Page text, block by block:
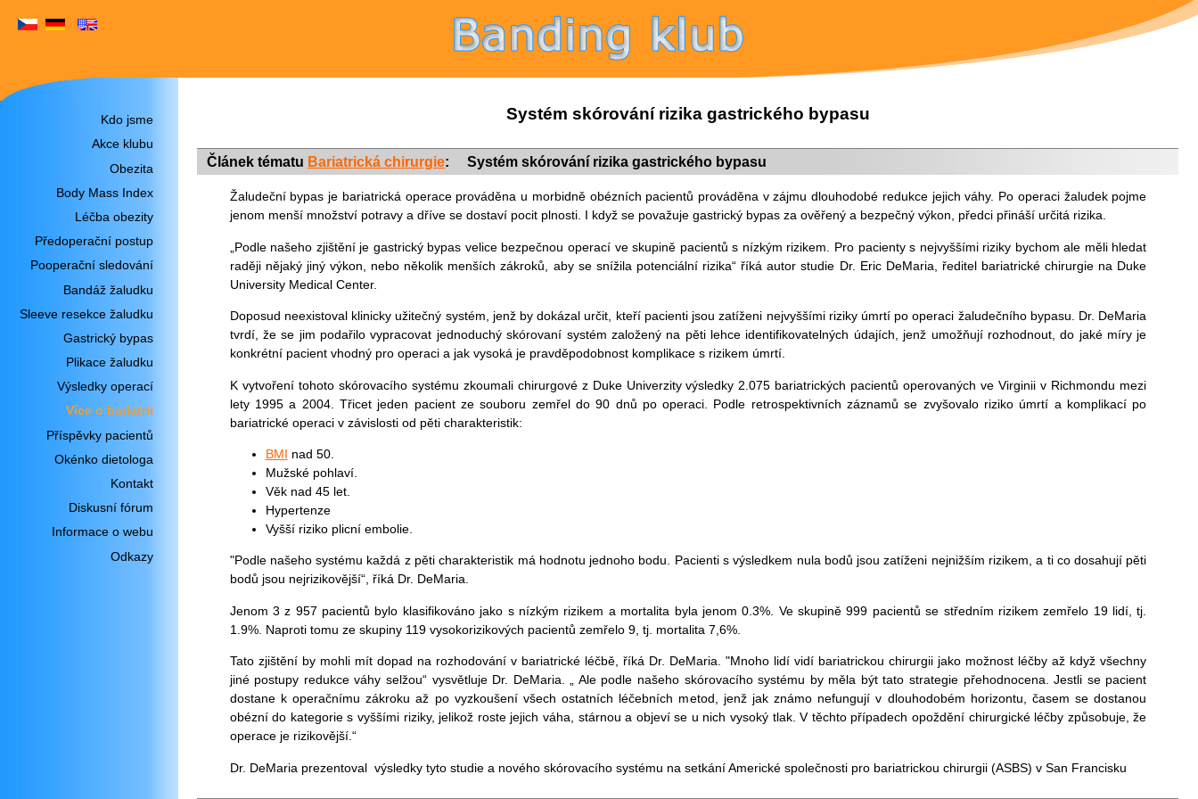
Systém skórování rizika gastrického bypasu
Článek tématu Bariatrická chirurgie: Systém skórování rizika gastrického bypasu
Žaludeční bypas je bariatrická operace prováděna u morbidně obézních pacientů prováděna v zájmu dlouhodobé redukce jejich váhy. Po operaci žaludek pojme
jenom menší množství potravy a dříve se dostaví pocit plnosti. I když se považuje gastrický bypas za ověřený a bezpečný výkon, předci přináší určitá rizika.
„Podle našeho zjištění je gastrický bypas velice bezpečnou operací ve skupině pacientů s nízkým rizikem. Pro pacienty s nejvyššími riziky bychom ale měli hledat
raději nějaký jiný výkon, nebo několik menších zákroků, aby se snížila potenciální rizika“ říká autor studie Dr. Eric DeMaria, ředitel bariatrické chirurgie na Duke
University Medical Center.
Doposud neexistoval klinicky užitečný systém, jenž by dokázal určit, kteří pacienti jsou zatíženi nejvyššími riziky úmrtí po operaci žaludečního bypasu. Dr. DeMaria
tvrdí, že se jim podařilo vypracovat jednoduchý skórovaní systém založený na pěti lehce identifikovatelných údajích, jenž umožňují rozhodnout, do jaké míry je
konkrétní pacient vhodný pro operaci a jak vysoká je pravděpodobnost komplikace s rizikem úmrtí.
K vytvoření tohoto skórovacího systému zkoumali chirurgové z Duke Univerzity výsledky 2.075 bariatrických pacientů operovaných ve Virginii v Richmondu mezi
lety 1995 a 2004. Třicet jeden pacient ze souboru zemřel do 90 dnů po operaci. Podle retrospektivních záznamů se zvyšovalo riziko úmrtí a komplikací po
bariatrické operaci v závislosti od pěti charakteristik:
BMI nad 50.
Mužské pohlaví.
Věk nad 45 let.
Hypertenze
Vyšší riziko plicní embolie.
"Podle našeho systému každá z pěti charakteristik má hodnotu jednoho bodu. Pacienti s výsledkem nula bodů jsou zatíženi nejnižším rizikem, a ti co dosahují pěti
bodů jsou nejrizikovější“, říká Dr. DeMaria.
Jenom 3 z 957 pacientů bylo klasifikováno jako s nízkým rizikem a mortalita byla jenom 0.3%. Ve skupině 999 pacientů se středním rizikem zemřelo 19 lidí, tj.
1.9%. Naproti tomu ze skupiny 119 vysokorizikových pacientů zemřelo 9, tj. mortalita 7,6%.
Tato zjištění by mohli mít dopad na rozhodování v bariatrické léčbě, říká Dr. DeMaria. "Mnoho lidí vidí bariatrickou chirurgii jako možnost léčby až když všechny
jiné postupy redukce váhy selžou“ vysvětluje Dr. DeMaria. „ Ale podle našeho skórovacího systému by měla být tato strategie přehodnocena. Jestli se pacient
dostane k operačnímu zákroku až po vyzkoušení všech ostatních léčebních metod, jenž jak známo nefungují v dlouhodobém horizontu, časem se dostanou
obézní do kategorie s vyššími riziky, jelikož roste jejich váha, stárnou a objeví se u nich vysoký tlak. V těchto případech opoždění chirurgické léčby způsobuje, že
operace je rizikovější.“
Dr. DeMaria prezentoval výsledky tyto studie a nového skórovacího systému na setkání Americké společnosti pro bariatrickou chirurgii (ASBS) v San Francisku
Kdo jsme
Akce klubu
Obezita
Body Mass Index
Léčba obezity
Předoperační postup
Pooperační sledování
Bandáž žaludku
Sleeve resekce žaludku
Gastrický bypas
Plikace žaludku
Výsledky operací
Více o bariatrii
Příspěvky pacientů
Okénko dietologa
Kontakt
Diskusní fórum
Informace o webu
Odkazy